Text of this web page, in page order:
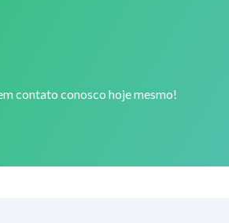
contato conosco hoje mesmo!